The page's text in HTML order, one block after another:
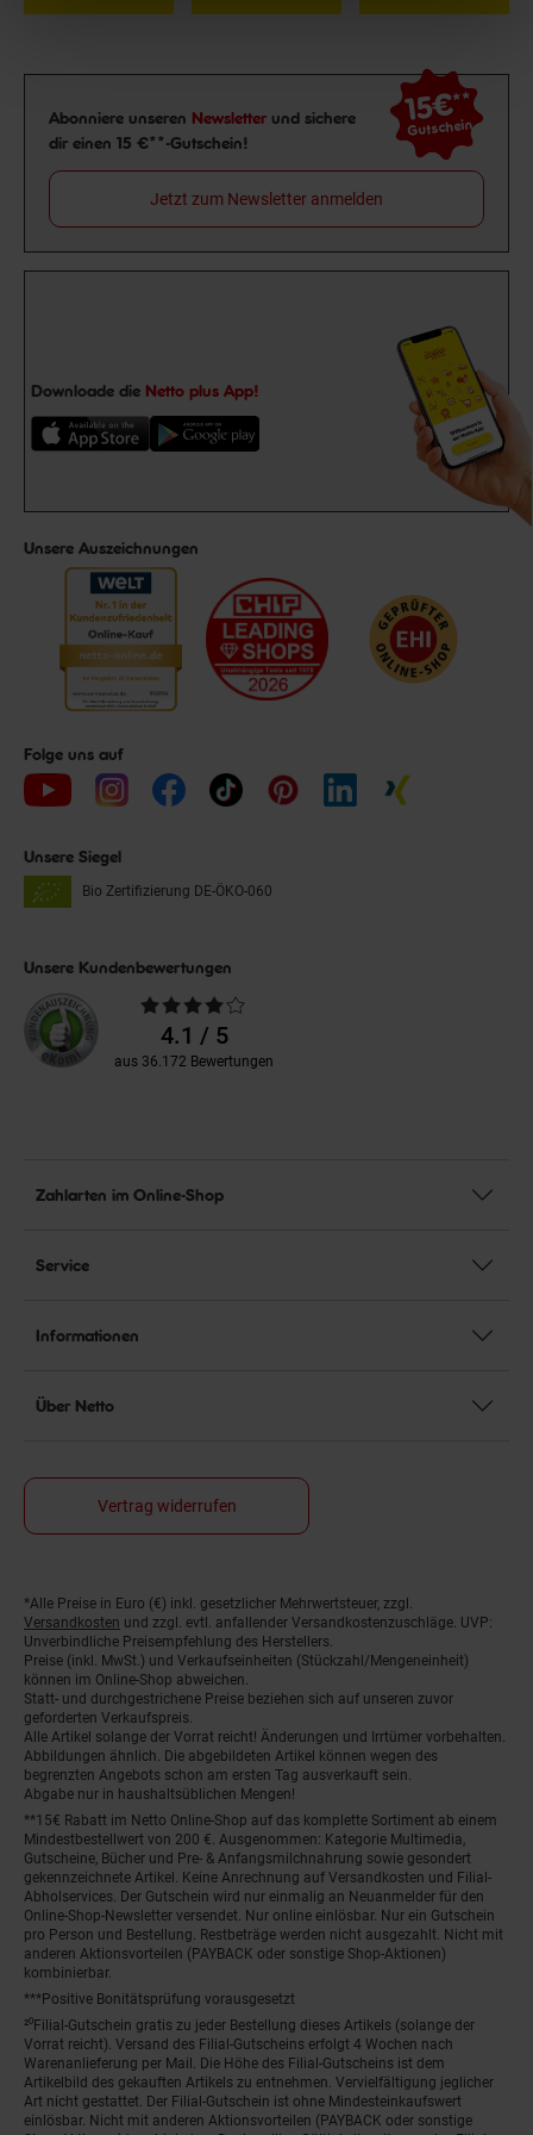
Newsletter Anmeldung
Abonniere unseren Newsletter und sichere
dir einen 15 €**-Gutschein!
15€**
Gutschein
Jetzt zum Newsletter anmelden
Downloade die Netto plus App!
Unsere Auszeichnungen
Folge uns auf
Unsere Siegel
Bio Zertifizierung DE-ÖKO-060
Unsere Kundenbewertungen
Durchschnittliche
Bewertungen4.1 / 5
aus 36.172 Bewertungen
Zahlarten im Online-Shop
Service
Informationen
Über Netto
Vertrag widerrufen
Fußnoten
*Alle Preise in Euro (€) inkl. gesetzlicher Mehrwertsteuer, zzgl.
Versandkosten und zzgl. evtl. anfallender Versandkostenzuschläge. UVP:
Unverbindliche Preisempfehlung des Herstellers.
Preise (inkl. MwSt.) und Verkaufseinheiten (Stückzahl/Mengeneinheit)
können im Online-Shop abweichen.
Statt- und durchgestrichene Preise beziehen sich auf unseren zuvor
geforderten Verkaufspreis.
Alle Artikel solange der Vorrat reicht! Änderungen und Irrtümer vorbehalten.
Abbildungen ähnlich. Die abgebildeten Artikel können wegen des
begrenzten Angebots schon am ersten Tag ausverkauft sein.
Abgabe nur in haushaltsüblichen Mengen!
**15€ Rabatt im Netto Online-Shop auf das komplette Sortiment ab einem
Mindestbestellwert von 200 €. Ausgenommen: Kategorie Multimedia,
Gutscheine, Bücher und Pre- & Anfangsmilchnahrung sowie gesondert
gekennzeichnete Artikel. Keine Anrechnung auf Versandkosten und Filial-
Abholservices. Der Gutschein wird nur einmalig an Neuanmelder für den
Online-Shop-Newsletter versendet. Nur online einlösbar. Nur ein Gutschein
pro Person und Bestellung. Restbeträge werden nicht ausgezahlt. Nicht mit
anderen Aktionsvorteilen (PAYBACK oder sonstige Shop-Aktionen)
kombinierbar.
***Positive Bonitätsprüfung vorausgesetzt
²⁰Filial-Gutschein gratis zu jeder Bestellung dieses Artikels (solange der
Vorrat reicht). Versand des Filial-Gutscheins erfolgt 4 Wochen nach
Warenanlieferung per Mail. Die Höhe des Filial-Gutscheins ist dem
Artikelbild des gekauften Artikels zu entnehmen. Vervielfältigung jeglicher
Art nicht gestattet. Der Filial-Gutschein ist ohne Mindesteinkaufswert
einlösbar. Nicht mit anderen Aktionsvorteilen (PAYBACK oder sonstige